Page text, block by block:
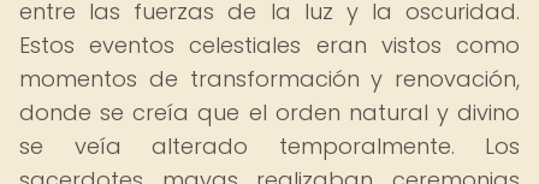
entre las fuerzas de la luz y la oscuridad.
Estos eventos celestiales eran vistos como
momentos de transformación y renovación,
donde se creía que el orden natural y divino
se veía alterado temporalmente. Los